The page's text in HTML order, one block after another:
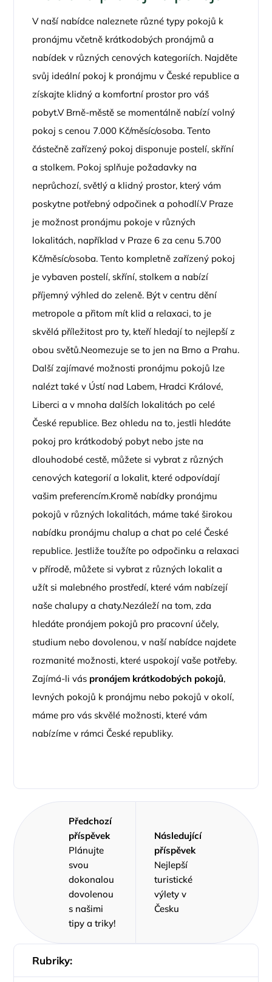
Rubriky:
V naší nabídce naleznete různé typy pokojů k
pronájmu včetně krátkodobých pronájmů a
nabídek v různých cenových kategoriích. Najděte
svůj ideální pokoj k pronájmu v České republice a
získajte klidný a komfortní prostor pro váš
pobyt.V Brně-městě se momentálně nabízí volný
pokoj s cenou 7.000 Kč/měsíc/osoba. Tento
částečně zařízený pokoj disponuje postelí, skříní
a stolkem. Pokoj splňuje požadavky na
neprůchozí, světlý a klidný prostor, který vám
poskytne potřebný odpočinek a pohodlí.V Praze
je možnost pronájmu pokoje v různých
lokalitách, například v Praze 6 za cenu 5.700
Kč/měsíc/osoba. Tento kompletně zařízený pokoj
je vybaven postelí, skříní, stolkem a nabízí
příjemný výhled do zeleně. Být v centru dění
metropole a přitom mít klid a relaxaci, to je
skvělá příležitost pro ty, kteří hledají to nejlepší z
obou světů.Neomezuje se to jen na Brno a Prahu.
Další zajímavé možnosti pronájmu pokojů lze
nalézt také v Ústí nad Labem, Hradci Králové,
Liberci a v mnoha dalších lokalitách po celé
České republice. Bez ohledu na to, jestli hledáte
pokoj pro krátkodobý pobyt nebo jste na
dlouhodobé cestě, můžete si vybrat z různých
cenových kategorií a lokalit, které odpovídají
vašim preferencím.Kromě nabídky pronájmu
pokojů v různých lokalitách, máme také širokou
nabídku pronájmu chalup a chat po celé České
republice. Jestliže toužíte po odpočinku a relaxaci
v přírodě, můžete si vybrat z různých lokalit a
užít si malebného prostředí, které vám nabízejí
naše chalupy a chaty.Nezáleží na tom, zda
hledáte pronájem pokojů pro pracovní účely,
studium nebo dovolenou, v naší nabídce najdete
rozmanité možnosti, které uspokojí vaše potřeby.
Zajímá-li vás pronájem krátkodobých pokojů,
levných pokojů k pronájmu nebo pokojů v okolí,
máme pro vás skvělé možnosti, které vám
nabízíme v rámci České republiky.
Předchozí
příspěvek
Plánujte
svou
dokonalou
dovolenou
s našimi
tipy a triky!
Následující
příspěvek
Nejlepší
turistické
výlety v
Česku